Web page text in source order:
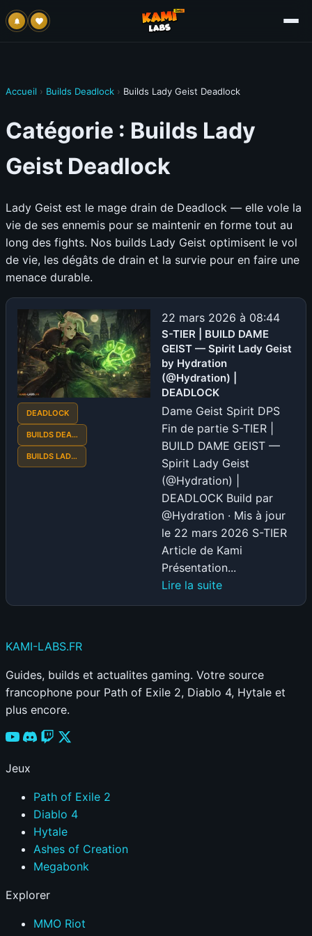
Accueil › Builds Deadlock › Builds Lady Geist Deadlock
Catégorie : Builds Lady
Geist Deadlock
Lady Geist est le mage drain de Deadlock — elle vole la
vie de ses ennemis pour se maintenir en forme tout au
long des fights. Nos builds Lady Geist optimisent le vol
de vie, les dégâts de drain et la survie pour en faire une
menace durable.
DEADLOCK
BUILDS DEA…
BUILDS LAD…
22 mars 2026 à 08:44
S-TIER | BUILD DAME
GEIST — Spirit Lady Geist
by Hydration
(@Hydration) |
DEADLOCK
Dame Geist Spirit DPS
Fin de partie S-TIER |
BUILD DAME GEIST —
Spirit Lady Geist
(@Hydration) |
DEADLOCK Build par
@Hydration · Mis à jour
le 22 mars 2026 S-TIER
Article de Kami
Présentation...
Lire la suite:
DAME
GEIST
KAMI-LABS.FR
Guides, builds et actualites gaming. Votre source
francophone pour Path of Exile 2, Diablo 4, Hytale et
plus encore.
Jeux
Path of Exile 2
Diablo 4
Hytale
Ashes of Creation
Megabonk
Explorer
MMO Riot